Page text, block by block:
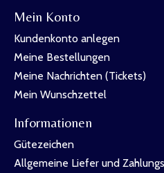
Mein Konto
Kundenkonto anlegen
Meine Bestellungen
Meine Nachrichten (Tickets)
Mein Wunschzettel
Informationen
Gütezeichen
Allgemeine Liefer und